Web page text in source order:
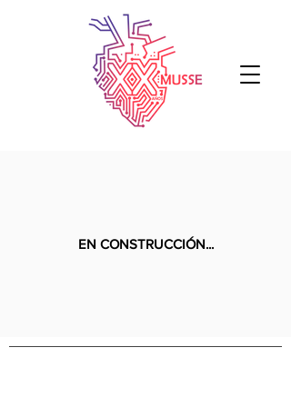
EN CONSTRUCCIÓN...